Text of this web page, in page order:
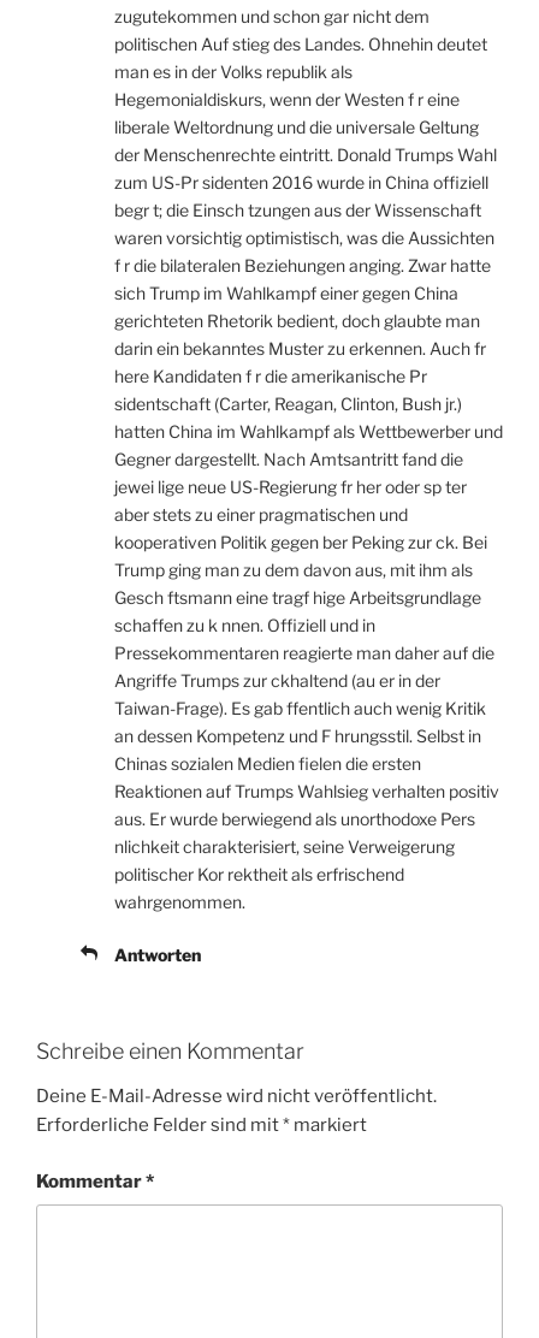
zugutekommen und schon gar nicht dem
politischen Auf stieg des Landes. Ohnehin deutet
man es in der Volks republik als
Hegemonialdiskurs, wenn der Westen f r eine
liberale Weltordnung und die universale Geltung
der Menschenrechte eintritt. Donald Trumps Wahl
zum US-Pr sidenten 2016 wurde in China offiziell
begr t; die Einsch tzungen aus der Wissenschaft
waren vorsichtig optimistisch, was die Aussichten
f r die bilateralen Beziehungen anging. Zwar hatte
sich Trump im Wahlkampf einer gegen China
gerichteten Rhetorik bedient, doch glaubte man
darin ein bekanntes Muster zu erkennen. Auch fr
here Kandidaten f r die amerikanische Pr
sidentschaft (Carter, Reagan, Clinton, Bush jr.)
hatten China im Wahlkampf als Wettbewerber und
Gegner dargestellt. Nach Amtsantritt fand die
jewei lige neue US-Regierung fr her oder sp ter
aber stets zu einer pragmatischen und
kooperativen Politik gegen ber Peking zur ck. Bei
Trump ging man zu dem davon aus, mit ihm als
Gesch ftsmann eine tragf hige Arbeitsgrundlage
schaffen zu k nnen. Offiziell und in
Pressekommentaren reagierte man daher auf die
Angriffe Trumps zur ckhaltend (au er in der
Taiwan-Frage). Es gab ffentlich auch wenig Kritik
an dessen Kompetenz und F hrungsstil. Selbst in
Chinas sozialen Medien fielen die ersten
Reaktionen auf Trumps Wahlsieg verhalten positiv
aus. Er wurde berwiegend als unorthodoxe Pers
nlichkeit charakterisiert, seine Verweigerung
politischer Kor rektheit als erfrischend
wahrgenommen.
Antworten
Schreibe einen Kommentar
Deine E-Mail-Adresse wird nicht veröffentlicht.
Erforderliche Felder sind mit* markiert
Kommentar*